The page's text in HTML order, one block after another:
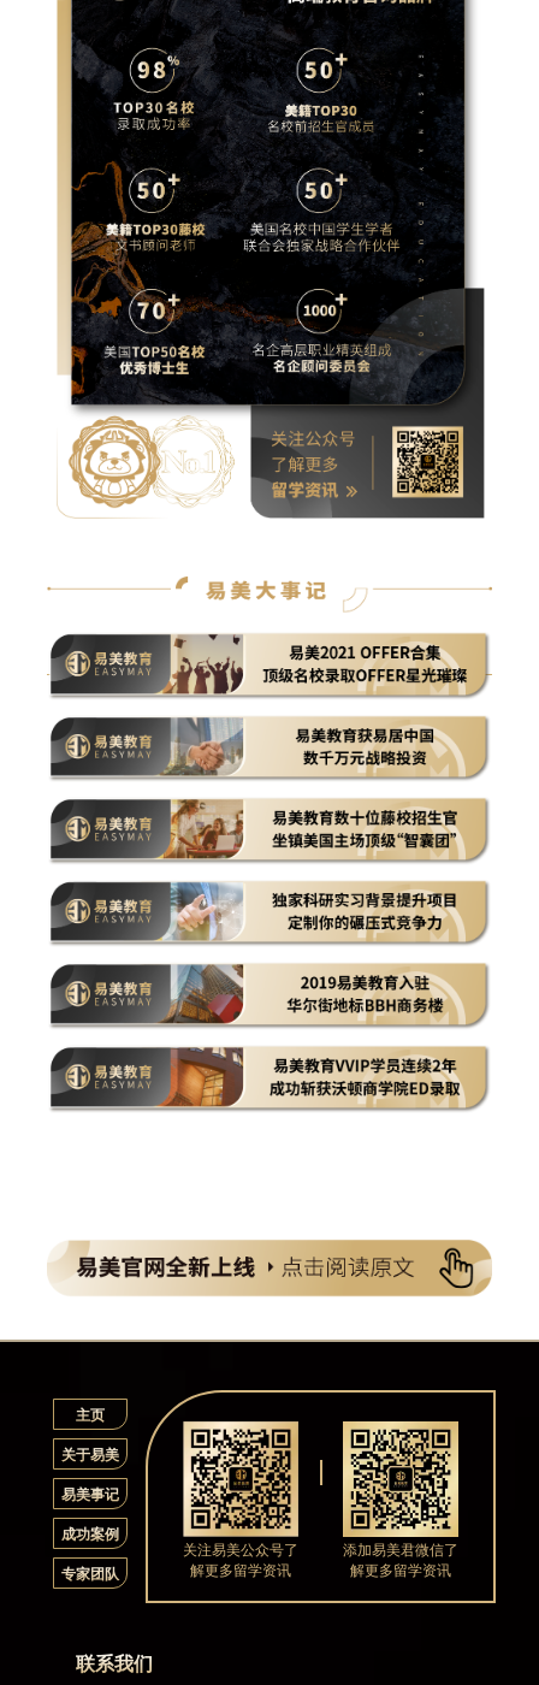
主页
关于易美
易美事记
成功案例
专家团队
联系我们
关注易美公众号了
解更多留学资讯
添加易美君微信了
解更多留学资讯